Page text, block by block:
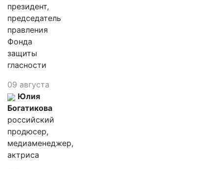
президент,
председатель
правления
Фонда
защиты
гласности
09 августа
Юлия
Богатикова
российский
продюсер,
медиаменеджер,
актриса